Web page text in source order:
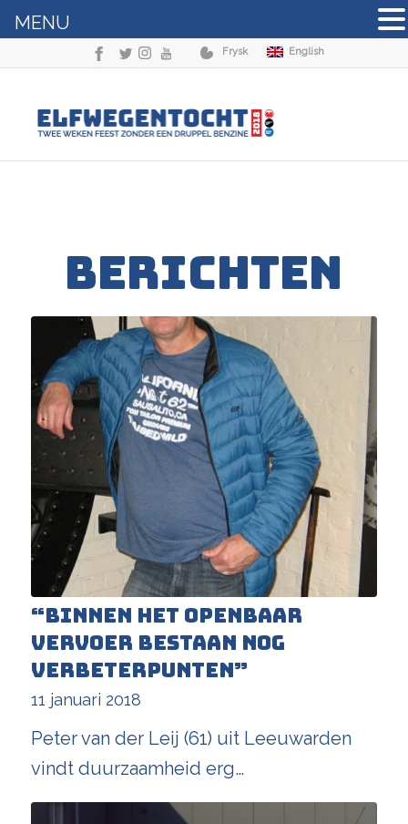
Frysk English
BERICHTEN
“Binnen het openbaar
vervoer bestaan nog
verbeterpunten”
11 januari 2018
Peter van der Leij (61) uit Leeuwarden
vindt duurzaamheid erg…
MENU